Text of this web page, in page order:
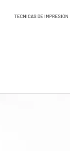
TECNICAS DE IMPRESIÓN